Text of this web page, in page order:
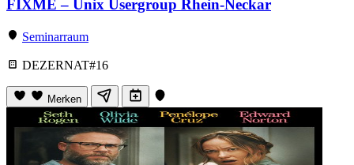
FIXME – Unix Usergroup Rhein-Neckar
Seminarraum
DEZERNAT#16
Merken